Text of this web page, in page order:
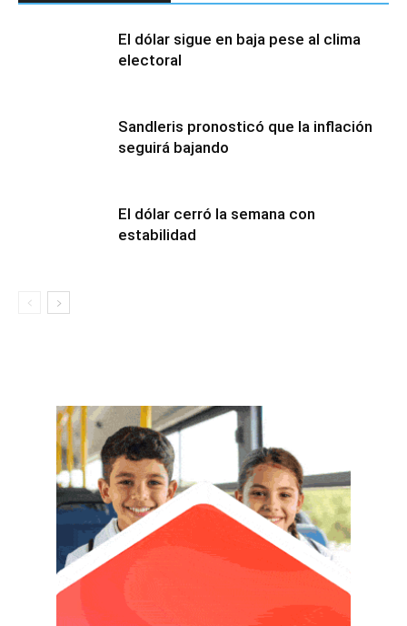
El dólar sigue en baja pese al clima
electoral
Sandleris pronosticó que la inflación
seguirá bajando
El dólar cerró la semana con
estabilidad